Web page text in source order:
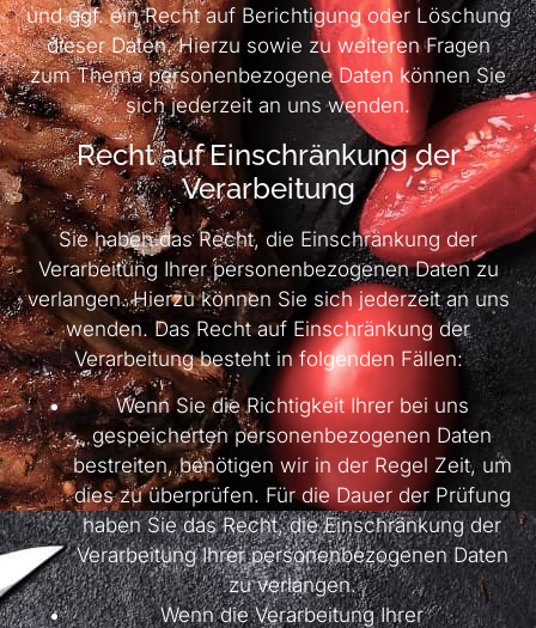
und ggf. ein Recht auf Berichtigung oder Löschung
dieser Daten. Hierzu sowie zu weiteren Fragen
zum Thema personenbezogene Daten können Sie
sich jederzeit an uns wenden.
Recht auf Einschränkung der
Verarbeitung
Sie haben das Recht, die Einschränkung der
Verarbeitung Ihrer personenbezogenen Daten zu
verlangen. Hierzu können Sie sich jederzeit an uns
wenden. Das Recht auf Einschränkung der
Verarbeitung besteht in folgenden Fällen:
Wenn Sie die Richtigkeit Ihrer bei uns
gespeicherten personenbezogenen Daten
bestreiten, benötigen wir in der Regel Zeit, um
dies zu überprüfen. Für die Dauer der Prüfung
haben Sie das Recht, die Einschränkung der
Verarbeitung Ihrer personenbezogenen Daten
zu verlangen.
Wenn die Verarbeitung Ihrer